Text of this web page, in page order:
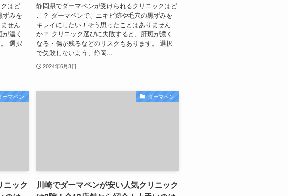
はど
ずみを
せん
濃く
選択
静岡県でダーマペンが受けられるクリニックはど
こ？ ダーマペンで、ニキビ跡や毛穴の黒ずみを
キレイにしたい！そう思ったことはありません
か？ クリニック選びに失敗すると、肝斑が濃く
なる・傷が残るなどのリスクもあります。 選択
で失敗しないよう、静岡...
2024年6月3日
ーマペン
ニック
ダーマペン
川崎でダーマペンが安い人気クリニック